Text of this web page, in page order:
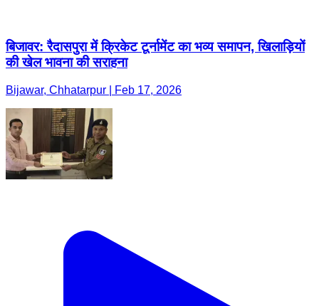
बिजावर: रैदासपुरा में क्रिकेट टूर्नामेंट का भव्य समापन, खिलाड़ियों
की खेल भावना की सराहना
Bijawar, Chhatarpur | Feb 17, 2026